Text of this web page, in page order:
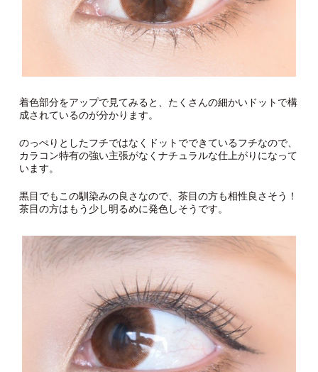
着色部分をアップで見てみると、たくさんの細かいドットで構
成されているのが分かります。
のっぺりとしたフチではなくドットでできているフチなので、
カラコン特有の強い主張がなくナチュラルな仕上がりになって
います。
黒目でもこの馴染みの良さなので、茶目の方も相性良さそう！
茶目の方はもう少し明るめに発色しそうです。